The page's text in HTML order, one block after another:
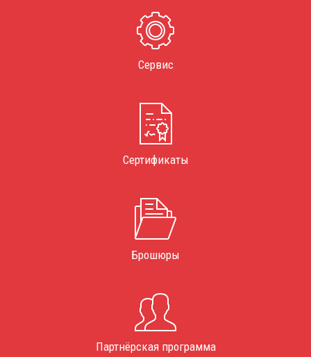
Сервис
Сертификаты
Брошюры
Партнёрская программа